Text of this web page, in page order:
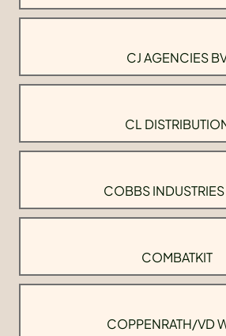
CJ AGENCIES
CL
COBBS INDUSTRIES
COMBATKIT
COPPENRATH/VD